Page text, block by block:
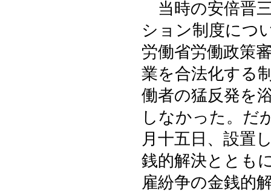
当時の安倍晋
ション制度につ
労働省労働政策
業を合法化する
働者の猛反発を
しなかった。だ
月十五日、設置
銭的解決ととも
雇紛争の金銭的